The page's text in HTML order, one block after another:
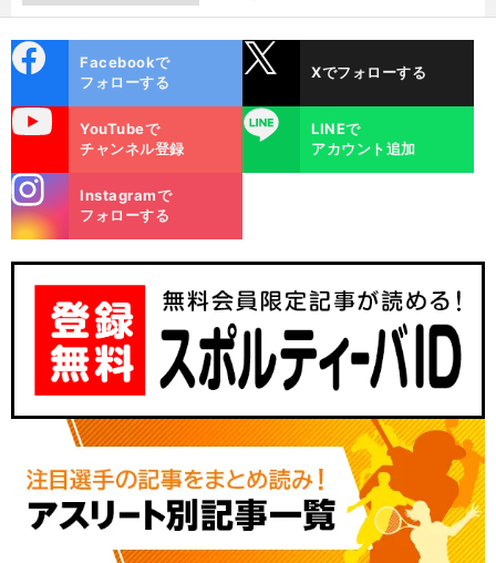
ok
Facebookで
フォローする
Xでフォローする
YouTubeで
チャンネル登録
LINE
LINEで
アカウント追加
m
Instagramで
フォローする